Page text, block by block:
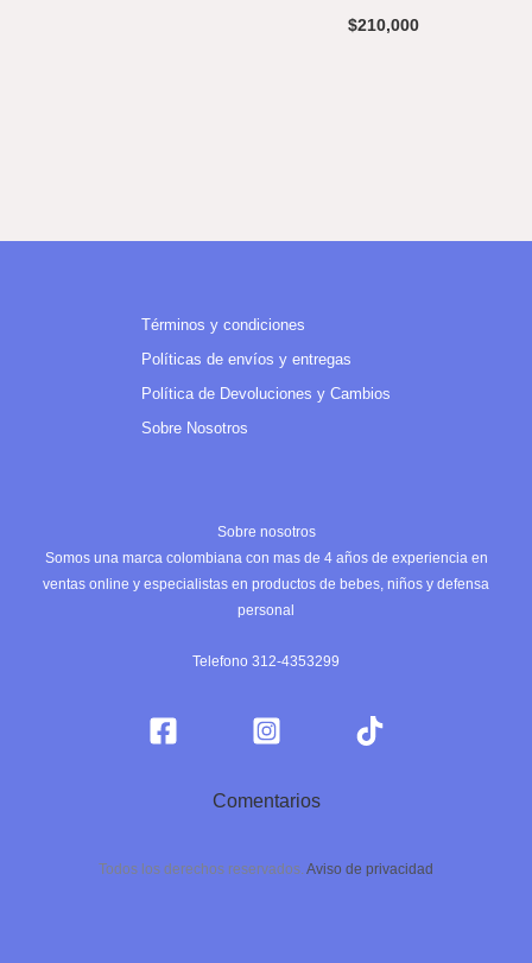
$210,000
Términos y condiciones
Políticas de envíos y entregas
Política de Devoluciones y Cambios
Sobre Nosotros
Sobre nosotros
Somos una marca colombiana con mas de 4 años de experiencia en
ventas online y especialistas en productos de bebes, niños y defensa
personal
Telefono 312-4353299
Comentarios
Todos los derechos reservados. Aviso de privacidad